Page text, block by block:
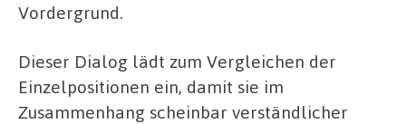
Vordergrund.
Dieser Dialog lädt zum Vergleichen der
Einzelpositionen ein, damit sie im
Zusammenhang scheinbar verständlicher